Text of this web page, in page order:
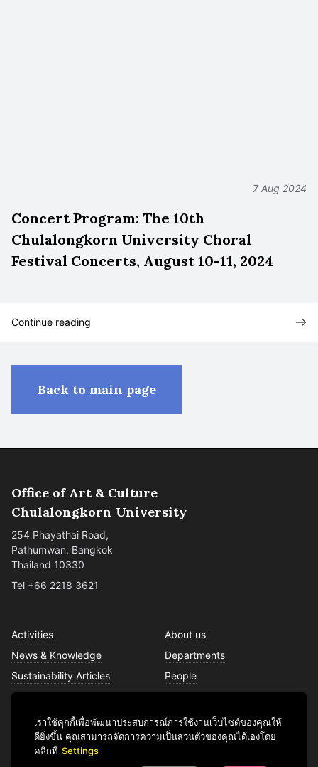
7 Aug 2024
Concert Program: The 10th
Chulalongkorn University Choral
Festival Concerts, August 10-11, 2024
Continue reading
Back to main page
Office of Art & Culture
Chulalongkorn University
254 Phayathai Road,
Pathumwan, Bangkok
Thailand 10330
Tel +66 2218 3621
Activities
News & Knowledge
Sustainability Articles
About us
Departments
People
Services
Contact us
เราใช้คุกกี้เพื่อพัฒนาประสบการณ์การใช้งานเว็บไซต์ของคุณให้
ดียิ่งขึ้น คุณสามารถจัดการความเป็นส่วนตัวของคุณได้เองโดย
คลิกที่ Settings